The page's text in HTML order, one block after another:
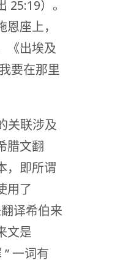
25:19）。
座上，
《出埃及
要在那里
关联涉及
腊文翻
，即所谓
用了
译希伯来
文是
一词有